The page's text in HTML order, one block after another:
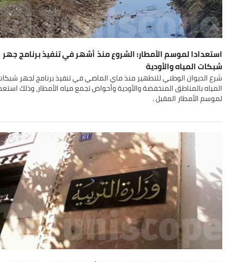
استعدادا لموسم الأمطار: الشروع منذ أشهر في تنفيذ برنامج جهر
شبكات المياه والأودية
شرع الديوان الوطني للتطهير منذ ماي الماضي في تنفيذ برنامج لجهر
المياه بالمناطق المنخفضة والأودية وأحواض تجمع مياه الأمطار، وذلك
لموسم الأمطار المقبل.